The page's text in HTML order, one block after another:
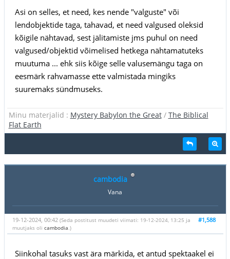
Asi on selles, et need, kes nende "valguste" või
lendobjektide taga, tahavad, et need valgused oleksid
kõigile nähtavad, sest jälitamiste jms puhul on need
valgused/objektid võimelised hetkega nähtamatuteks
muutuma ... ehk siis kõige selle valusemängu taga on
eesmärk rahvamasse ette valmistada mingiks
suuremaks sündmuseks.
Minu materjalid : Mystery Babylon the Great/ The Biblical
Flat Earth
cambodia
Vana
#1,588
19-12-2024, 00:42 (Seda postitust muudeti viimati: 19-12-2024, 13:25 ja
muutjaks oli cambodia .)
Siinkohal tasuks vast ära märkida, et antud spektaakel ei